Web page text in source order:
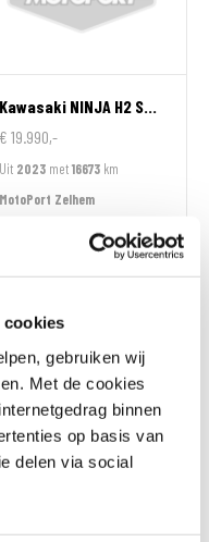
cookies
gebruiken wij
Met de cookies
binnen
op basis van
delen via social
Kawasaki NINJA H2 SX SPECIAL EDITION
€ 19.990,-
Uit 2023 met16673 km
MotoPort Zelhem
Honda
ADV 350
€ 8.299,-